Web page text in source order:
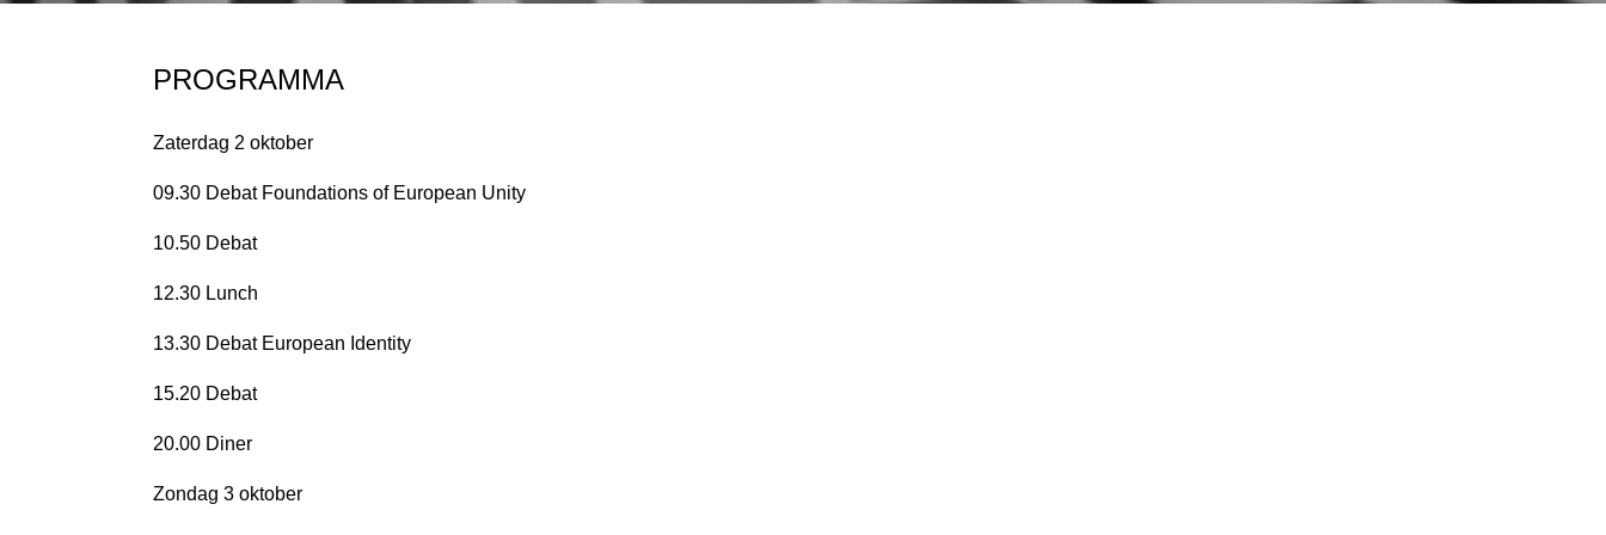
PROGRAMMA
Zaterdag 2 oktober
09.30 Debat Foundations of European Unity
10.50 Debat
12.30 Lunch
13.30 Debat European Identity
15.20 Debat
20.00 Diner
Zondag 3 oktober